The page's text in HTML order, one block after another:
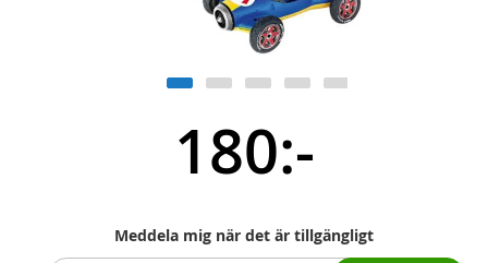
180:-
Meddela mig när det är tillgängligt